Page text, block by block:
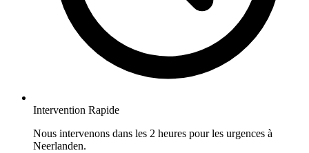
Intervention Rapide
Nous intervenons dans les 2 heures pour les urgences à
Neerlanden.